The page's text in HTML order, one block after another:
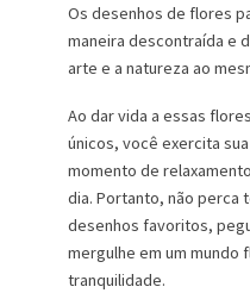
Os desenhos de flores
maneira descontraída e
arte e a natureza ao
Ao dar vida a essas
únicos, você exercita
momento de
dia. Portanto, não perca
desenhos favoritos,
mergulhe em um mundo
tranquilidade.